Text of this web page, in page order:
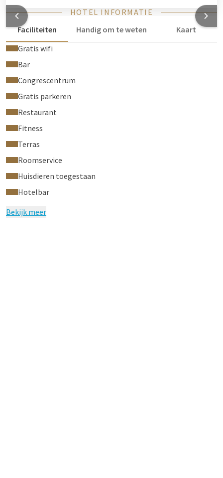
HOTEL INFORMATIE
Faciliteiten
Handig om te weten
Kaart
Gratis wifi
Bar
Congrescentrum
Gratis parkeren
Restaurant
Fitness
Terras
Roomservice
Huisdieren toegestaan
Hotelbar
Bekijk meer